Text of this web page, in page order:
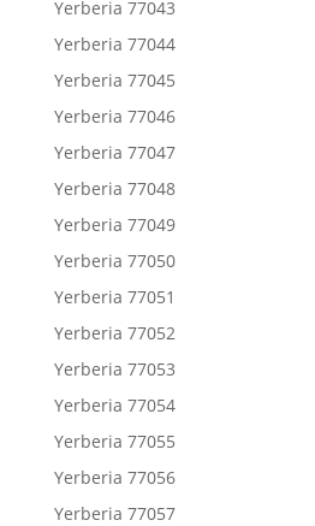
Yerberia 77043
Yerberia 77044
Yerberia 77045
Yerberia 77046
Yerberia 77047
Yerberia 77048
Yerberia 77049
Yerberia 77050
Yerberia 77051
Yerberia 77052
Yerberia 77053
Yerberia 77054
Yerberia 77055
Yerberia 77056
Yerberia 77057